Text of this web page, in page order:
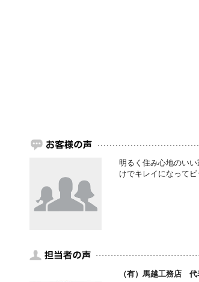
明るく住み心地のい
けでキレイになってビ
（有）馬越工務店